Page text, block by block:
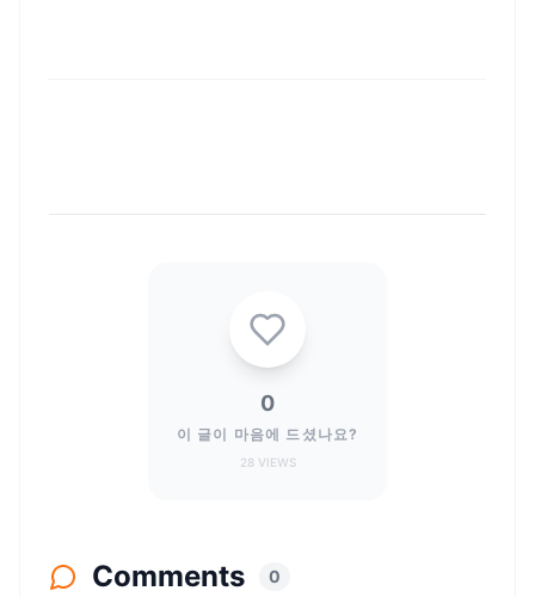
0
이 글이 마음에 드셨나요?
28VIEWS
Comments 0